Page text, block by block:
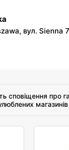
вул. Sienna
сповіщення про
магазинів